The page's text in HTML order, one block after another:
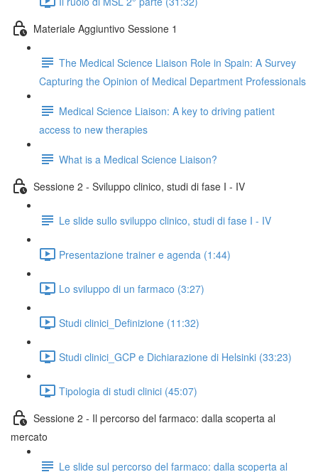
Materiale Aggiuntivo Sessione 1
The Medical Science Liaison Role in Spain: A Survey
Capturing the Opinion of Medical Department Professionals
Medical Science Liaison: A key to driving patient
access to new therapies
What is a Medical Science Liaison?
Sessione 2 - Sviluppo clinico, studi di fase I - IV
Le slide sullo sviluppo clinico, studi di fase I - IV
Presentazione trainer e agenda (1:44)
Lo sviluppo di un farmaco (3:27)
Studi clinici_Definizione (11:32)
Studi clinici_GCP e Dichiarazione di Helsinki (33:23)
Tipologia di studi clinici (45:07)
Sessione 2 - Il percorso del farmaco: dalla scoperta al
mercato
Le slide sul percorso del farmaco: dalla scoperta al